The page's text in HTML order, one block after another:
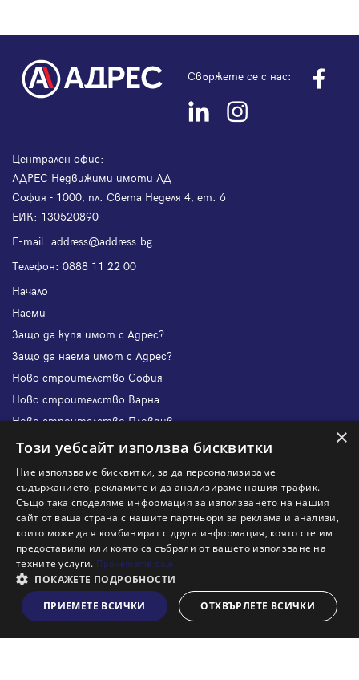
Виж на картата
Свържете се с нас:
Централен офис:
АДРЕС Недвижими имоти АД
София - 1000, пл. Света Неделя 4, ет. 6
ЕИК: 130520890
Е-mail: address@address.bg
Телефон: 0888 11 22 00
Начало
Наеми
Защо да купя имот с Адрес?
Защо да наема имот с Адрес?
Ново строителство София
Ново строителство Варна
Ново строителство Пловдив
Ново строителство Бургас
Защо да отдам имот с Адрес?
Наши офиси
Кариери
Кои сме ние?
Франчайз
Блог
Искаш ли да получаваш актуална информация за пазара
на недвижими имоти?
×
Този уебсайт използва бисквитки
Ние използваме бисквитки, за да персонализираме
съдържанието, рекламите и да анализираме нашия трафик.
Също така споделяме информация за използването на нашия
сайт от ваша страна с нашите партньори за реклама и анализи,
които може да я комбинират с друга информация, която сте им
предоставили или която са събрали от вашето използване на
техните услуги. Прочетете още
ПОКАЖЕТЕ ПОДРОБНОСТИ
ПРИЕМЕТЕ ВСИЧКИ
ОТХВЪРЛЕТЕ ВСИЧКИ